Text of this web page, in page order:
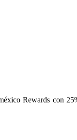
Rewards con